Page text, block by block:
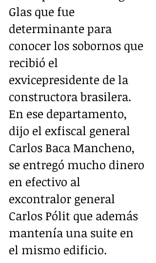
Glas que fue
determinante para
conocer los sobornos que
recibió el
exvicepresidente de la
constructora brasilera.
En ese departamento,
dijo el exfiscal general
Carlos Baca Mancheno,
se entregó mucho dinero
en efectivo al
excontralor general
Carlos Pólit que además
mantenía una suite en
el mismo edificio.